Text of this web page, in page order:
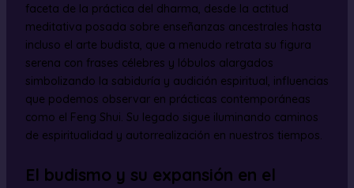
faceta de la práctica del dharma, desde la actitud
meditativa posada sobre enseñanzas ancestrales hasta
incluso el arte budista, que a menudo retrata su figura
serena con frases célebres y lóbulos alargados
simbolizando la sabiduría y audición espiritual, influencias
que podemos observar en prácticas contemporáneas
como el Feng Shui. Su legado sigue iluminando caminos
de espiritualidad y autorrealización en nuestros tiempos.
El budismo y su expansión en el